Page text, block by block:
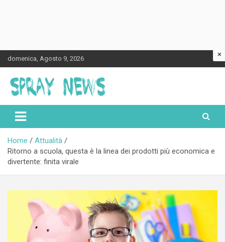
Skip
to
content
domenica, Agosto 9, 2026
Spraynews.it
Home
Attualità
Ritorno a scuola, questa è la linea dei prodotti più economica e
divertente: finita virale
×